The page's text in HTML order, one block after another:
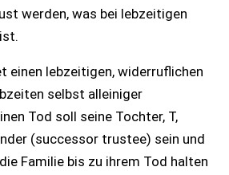
werden, was bei lebzeitigen
einen lebzeitigen, widerruflichen
selbst alleiniger
Tod soll seine Tochter, T,
(successor trustee) sein und
Familie bis zu ihrem Tod halten